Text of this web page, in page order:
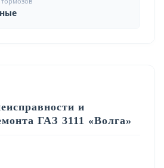
и
ГАЗ 3111 «Волга»